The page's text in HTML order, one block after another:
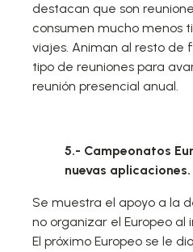
destacan que son
consumen mucho menos
viajes. Animan al resto de
tipo de reuniones para
reunión presencial anual.
5.- Campeonatos
nuevas aplicaciones.
Se muestra el apoyo a la
no organizar el Europeo al
El próximo Europeo se le